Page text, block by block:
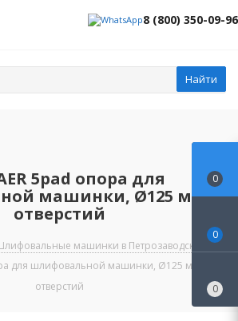
8 (800) 350-09-96
Найти
5pad опора для
машинки, Ø125 мм, 6
отверстий
машинки в Петрозаводске
-
для шлифовальной машинки, Ø125 мм, 6
отверстий
0
0
0